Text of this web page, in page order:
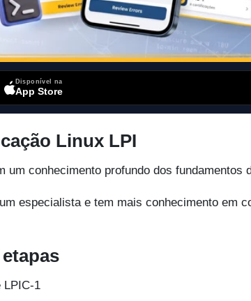
Disponível na
App Store
Linux LPI
conhecimento profundo dos fundamentos
especialista e tem mais conhecimento em
LPIC-1